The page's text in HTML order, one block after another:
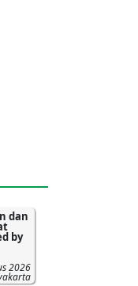
dan
by
2026